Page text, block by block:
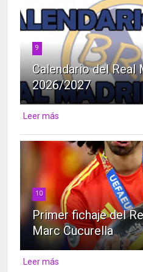
9
Calendario del Real
2026/2027
Leer más
10
Primer fichaje del
Marc Cucurella
Leer más